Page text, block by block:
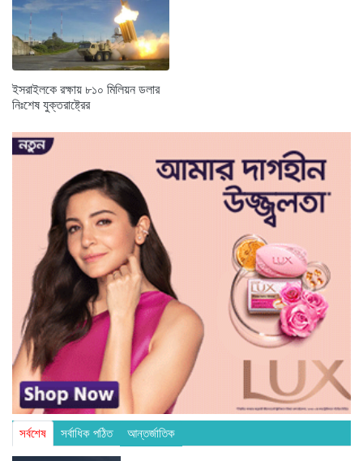
ইসরাইলকে রক্ষায় ৮১০ মিলিয়ন ডলার
নিঃশেষ যুক্তরাষ্ট্রের
সর্বশেষ সর্বাধিক পঠিত আন্তর্জাতিক